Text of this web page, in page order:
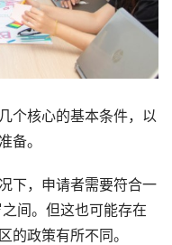
个核心的基本条件，以
备。
下，申请者需要符合一
间。但这也可能存在
的政策有所不同。